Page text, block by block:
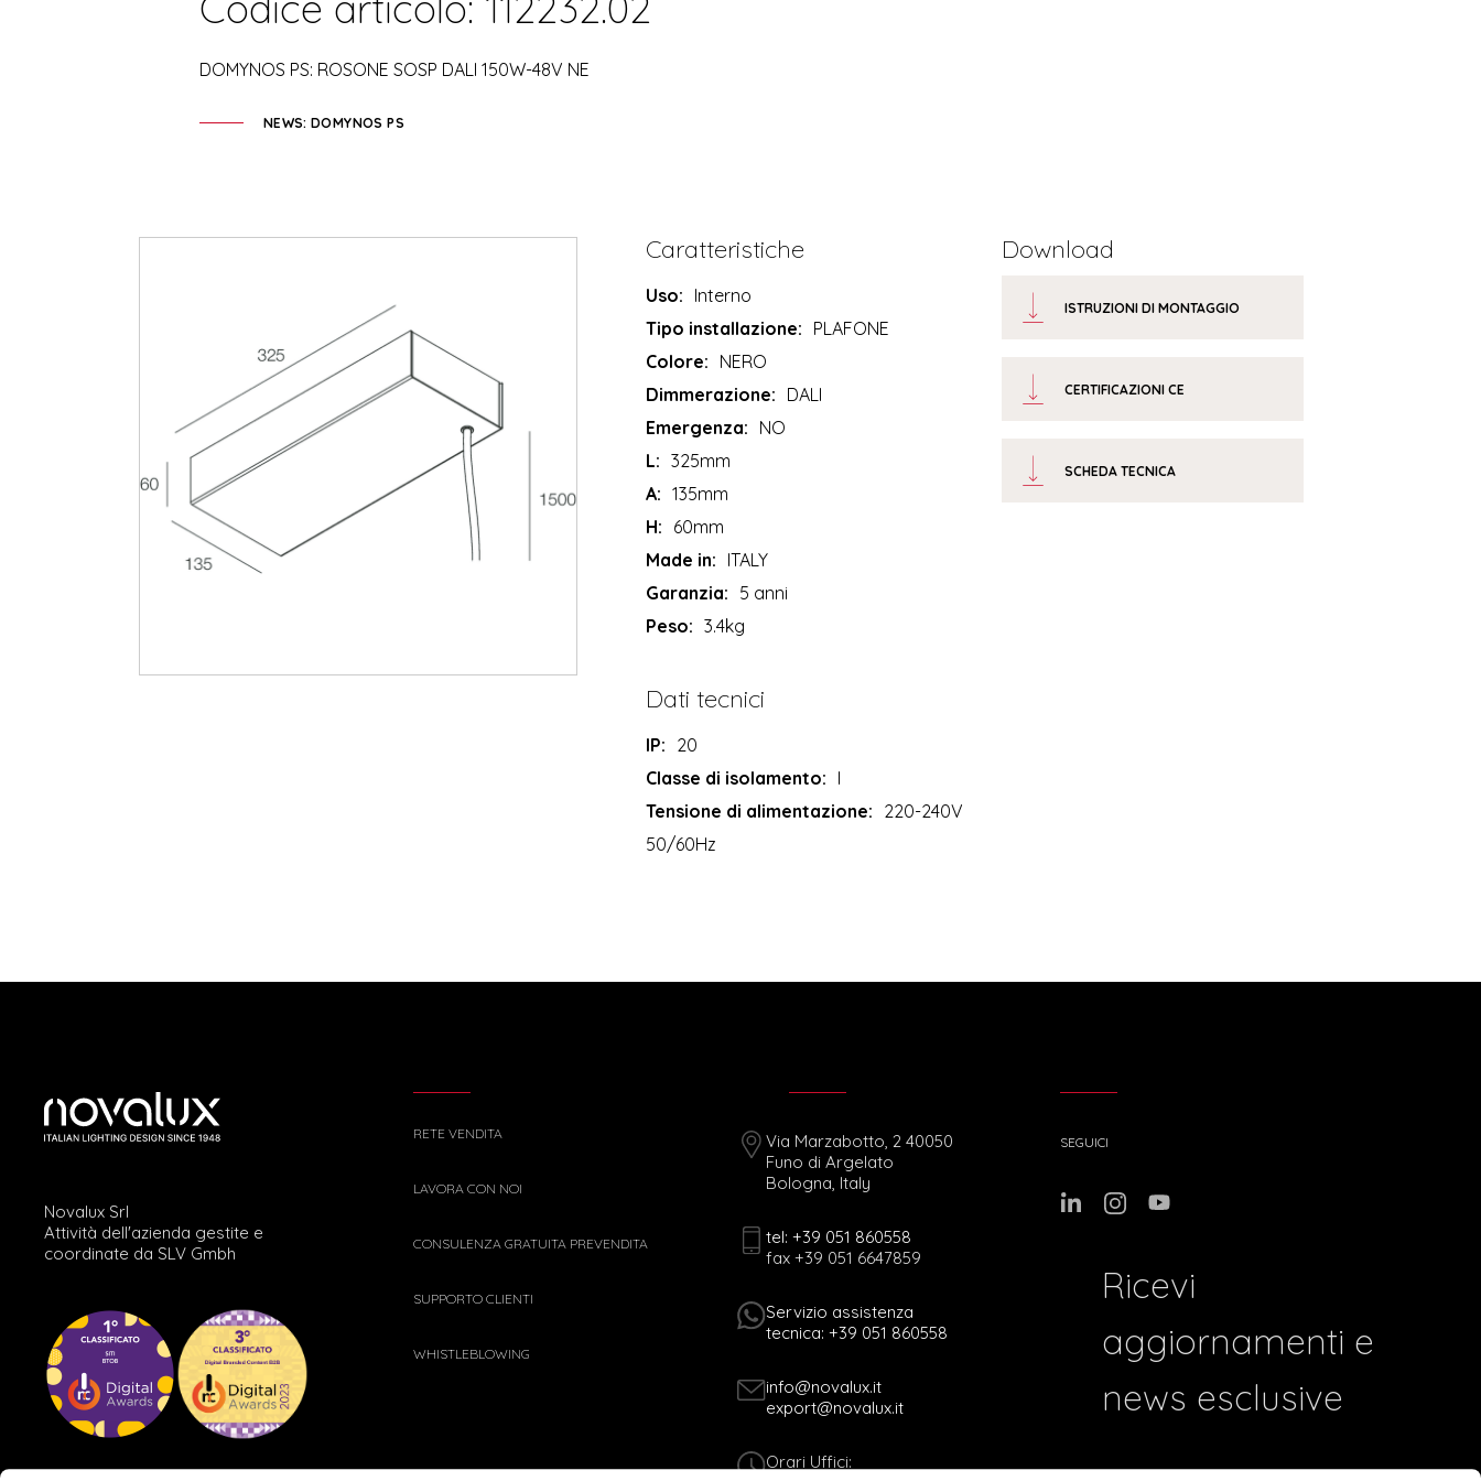
DOMYNOS PS: ROSONE SOSP DALI 150W-48V NE
NEWS: DOMYNOS PS
Caratteristiche
Uso: Interno
Tipo installazione: PLAFONE
Colore: NERO
Dimmerazione: DALI
Emergenza: NO
L: 325mm
A: 135mm
H: 60mm
Made in: ITALY
Garanzia: 5 anni
Peso: 3.4kg
Dati tecnici
IP: 20
Classe di isolamento: I
Tensione di alimentazione: 220-240V
50/60Hz
Download
ISTRUZIONI DI MONTAGGIO
CERTIFICAZIONI CE
SCHEDA TECNICA
Novalux Srl
Attività dell'azienda gestite e
coordinate da SLV Gmbh
RETE VENDITA
LAVORA CON NOI
CONSULENZA GRATUITA PREVENDITA
SUPPORTO CLIENTI
WHISTLEBLOWING
Via Marzabotto, 2 40050
Funo di Argelato
Bologna, Italy
tel: +39 051 860558
fax +39 051 6647859
Servizio assistenza
tecnica: +39 051 860558
info@novalux.it
export@novalux.it
Orari Uffici:
SEGUICI
Ricevi
aggiornamenti e
news esclusive